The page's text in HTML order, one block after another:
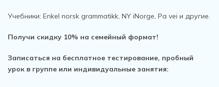
Учебники: Enkel norsk grammatikk, NY iNorge, Pa vei и другие.
Получи скидку 10% на семейный формат!
Записаться на бесплатное тестирование, пробный
урок в группе или индивидуальные занятия: